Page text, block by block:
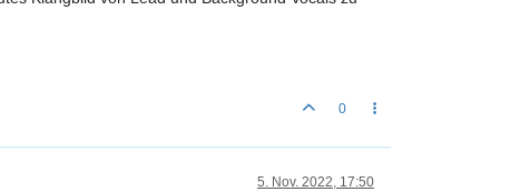
0
5. Nov. 2022, 17:50